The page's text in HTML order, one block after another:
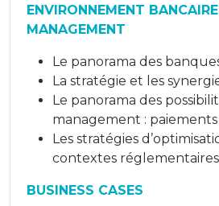
ENVIRONNEMENT
MANAGEMENT
Le panorama des
La stratégie et les
Le panorama des
management :
Les stratégies
contextes réglementaires
BUSINESS CASES